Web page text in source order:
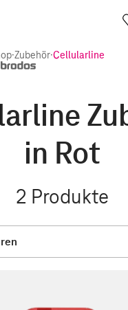
·Zubehör·Cellularline
in Rot
2 Produkte